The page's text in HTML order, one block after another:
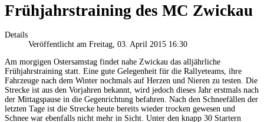
Frühjahrstraining des MC Zwickau
Details
Veröffentlicht am Freitag, 03. April 2015 16:30
Am morgigen Ostersamstag findet nahe Zwickau das alljährliche
Frühjahrstraining statt. Eine gute Gelegenheit für die Rallyeteams, ihre
Fahrzeuge nach dem Winter nochmals auf Herzen und Nieren zu testen. Die
Strecke ist aus den Vorjahren bekannt, wird jedoch dieses Jahr erstmals nach
der Mittagspause in die Gegenrichtung befahren. Nach den Schneefällen der
letzten Tage ist die Strecke heute bereits wieder trocken gewesen und
Schnee war ebenfalls nicht mehr in Sicht. Unter den knapp 30 Startern